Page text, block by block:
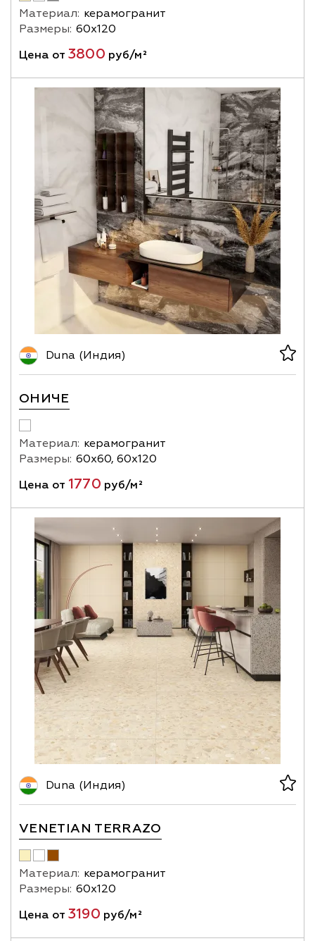
Материал: керамогранит
Размеры: 60х120
Цена от 3800 руб/м²
Duna (Индия)
ОНИЧЕ
Материал: керамогранит
Размеры: 60х60, 60х120
Цена от 1770 руб/м²
Duna (Индия)
VENETIAN TERRAZO
Материал: керамогранит
Размеры: 60х120
Цена от 3190 руб/м²